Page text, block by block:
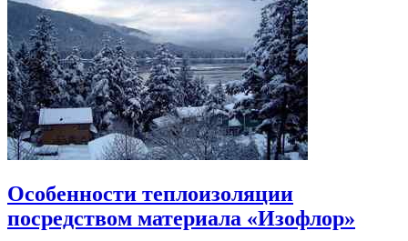
Особенности теплоизоляции
посредством материала «Изофлор»